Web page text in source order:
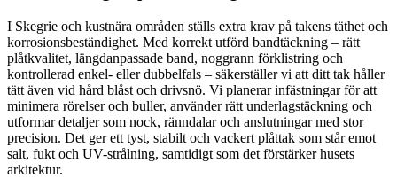
I Skegrie och kustnära områden ställs extra krav på takens täthet och
korrosionsbeständighet. Med korrekt utförd bandtäckning – rätt
plåtkvalitet, längdanpassade band, noggrann förklistring och
kontrollerad enkel- eller dubbelfals – säkerställer vi att ditt tak håller
tätt även vid hård blåst och drivsnö. Vi planerar infästningar för att
minimera rörelser och buller, använder rätt underlagstäckning och
utformar detaljer som nock, ränndalar och anslutningar med stor
precision. Det ger ett tyst, stabilt och vackert plåttak som står emot
salt, fukt och UV-strålning, samtidigt som det förstärker husets
arkitektur.